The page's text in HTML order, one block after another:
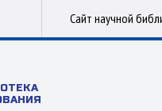
Сайт научной